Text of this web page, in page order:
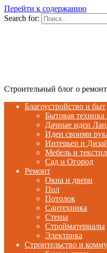
Перейти к содержанию
Search for:
Строительный блог о
Благоустройство и быт
Бытовая
Дачные идеи
Идеи своими
Интерьер и
Мебель и
Сад и Огород
Ремонт
Окна и двери
Пол
Потолок
Сантехника
Стены
Стройматериалы
Электрика
Строительство и